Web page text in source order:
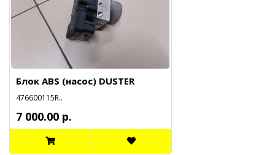
Блок ABS (насос) DUSTER
476600115R..
7 000.00 р.